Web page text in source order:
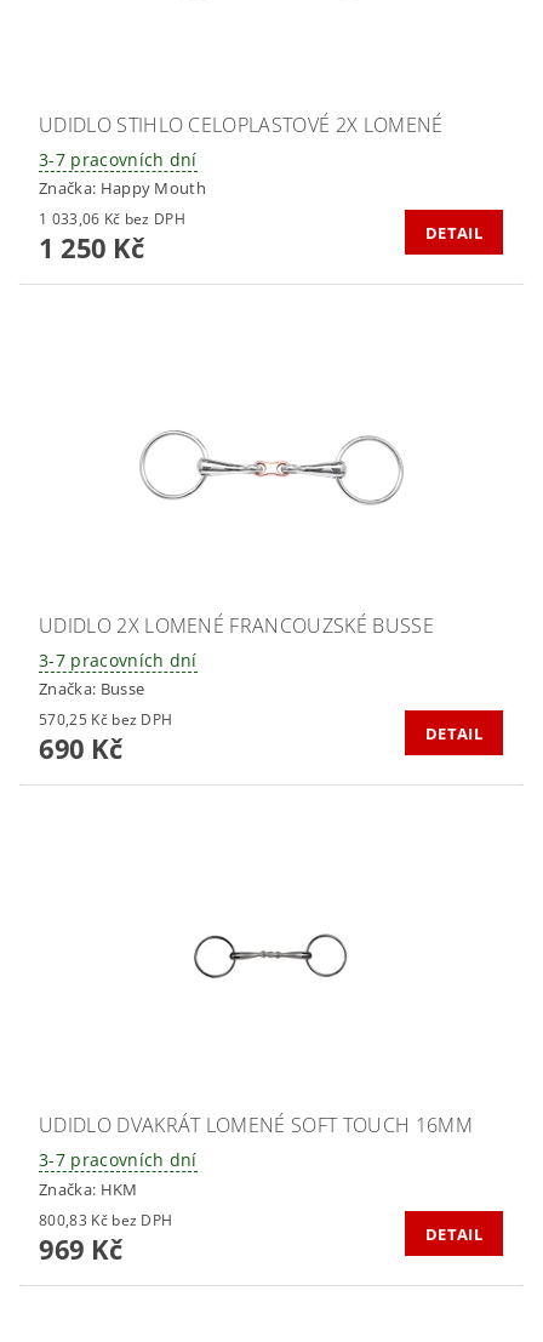
UDIDLO STIHLO CELOPLASTOVÉ 2X LOMENÉ
3-7 pracovních dní
Značka: Happy Mouth
1 033,06 Kč bez DPH
1 250 Kč DETAIL
UDIDLO 2X LOMENÉ FRANCOUZSKÉ BUSSE
3-7 pracovních dní
Značka: Busse
570,25 Kč bez DPH
690 Kč DETAIL
UDIDLO DVAKRÁT LOMENÉ SOFT TOUCH 16MM
3-7 pracovních dní
Značka: HKM
800,83 Kč bez DPH
969 Kč DETAIL